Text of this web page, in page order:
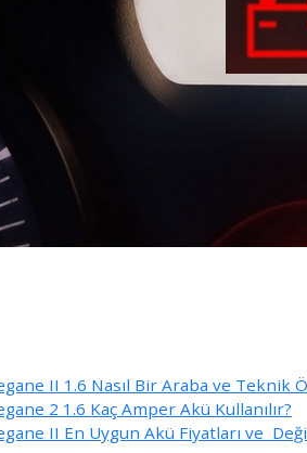
II 1.6 Nasıl Bir Araba ve Teknik
2 1.6 Kaç Amper Akü Kullanılır?
II En Uygun Akü Fiyatları ve